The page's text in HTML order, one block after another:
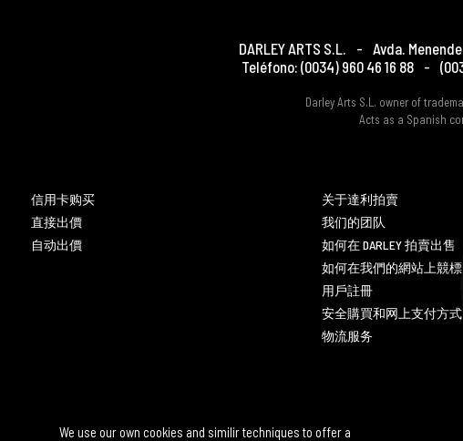
We use our own cookies and similir techniques to offer a
DARLEY ARTS S.L. - Avda.
Teléfono: (0034) 960 46 16 88 -
Darley Arts S.L. owner of
Acts as a Spanish
信用卡购买
直接出價
自动出價
关于達利拍賣
我们的团队
如何在 DARLEY 拍賣出售
如何在我們的網站上競標
用戶註冊
安全購買和网上支付方式
物流服务